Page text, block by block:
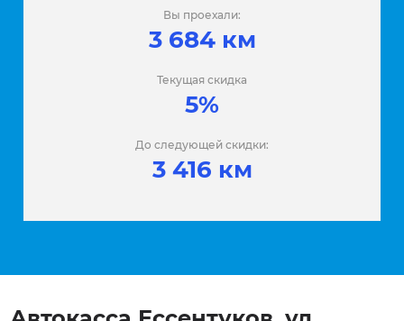
Вы проехали:
3 684 км
Текущая скидка
5%
До следующей скидки:
3 416 км